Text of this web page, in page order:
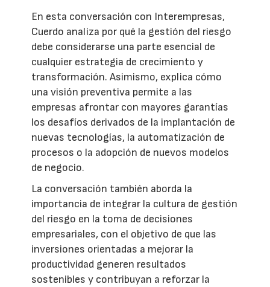
En esta conversación con Interempresas,
Cuerdo analiza por qué la gestión del riesgo
debe considerarse una parte esencial de
cualquier estrategia de crecimiento y
transformación. Asimismo, explica cómo
una visión preventiva permite a las
empresas afrontar con mayores garantías
los desafíos derivados de la implantación de
nuevas tecnologías, la automatización de
procesos o la adopción de nuevos modelos
de negocio.
La conversación también aborda la
importancia de integrar la cultura de gestión
del riesgo en la toma de decisiones
empresariales, con el objetivo de que las
inversiones orientadas a mejorar la
productividad generen resultados
sostenibles y contribuyan a reforzar la